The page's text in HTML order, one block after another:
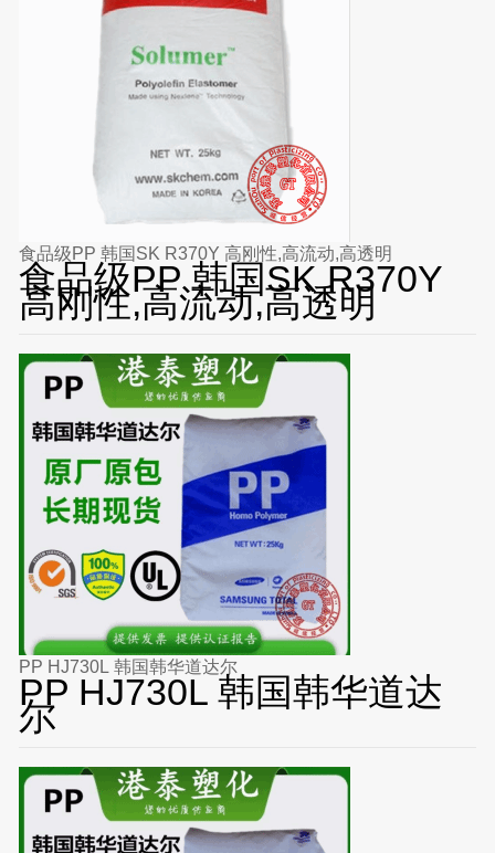
食品级PP 韩国SK R370Y 高刚性,高流动,高透明
食品级PP 韩国SK R370Y
高刚性,高流动,高透明
PP HJ730L 韩国韩华道达尔
PP HJ730L 韩国韩华道达
尔